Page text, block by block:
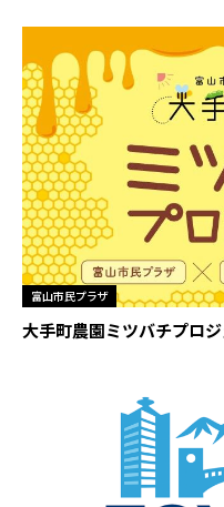
富山市民プラザ
大手町農園ミツバチプロ